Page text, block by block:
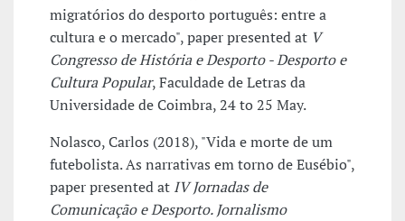
migratórios do desporto português: entre a
cultura e o mercado", paper presented at V
Congresso de História e Desporto - Desporto e
Cultura Popular, Faculdade de Letras da
Universidade de Coimbra, 24 to 25 May.
Nolasco, Carlos (2018), "Vida e morte de um
futebolista. As narrativas em torno de Eusébio",
paper presented at IV Jornadas de
Comunicação e Desporto. Jornalismo